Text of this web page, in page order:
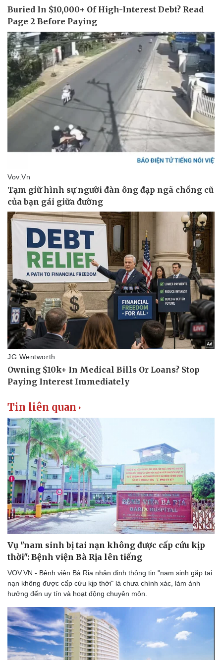
Thể thao
Bóng đá
Lịch thi đấu bóng đá
Thế giới thể thao
eSports
Hậu trường
Ô tô - Xe máy
Ô tô
Xe máy
Tư vấn
Tin liên quan
Vụ "nam sinh bị tai nạn không được cấp cứu kịp
thời": Bệnh viện Bà Rịa lên tiếng
VOV.VN - Bệnh viện Bà Rịa nhận định thông tin "nam sinh gặp tai
nạn không được cấp cứu kịp thời" là chưa chính xác, làm ảnh
hưởng đến uy tín và hoạt động chuyên môn.